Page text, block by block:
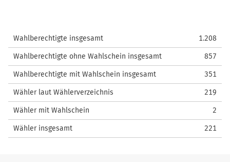
Wahlberechtigte insgesamt 1.208
Wahlberechtigte ohne Wahlschein insgesamt 857
Wahlberechtigte mit Wahlschein insgesamt 351
Wähler laut Wählerverzeichnis 219
Wähler mit Wahlschein 2
Wähler insgesamt 221